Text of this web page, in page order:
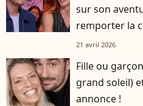
sur son
remporter la
21 avril 2026
Fille ou
grand soleil)
annonce !